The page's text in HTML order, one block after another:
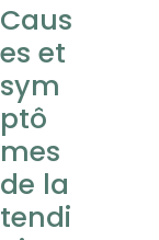
Caus
es et
sym
ptô
mes
de la
tendi